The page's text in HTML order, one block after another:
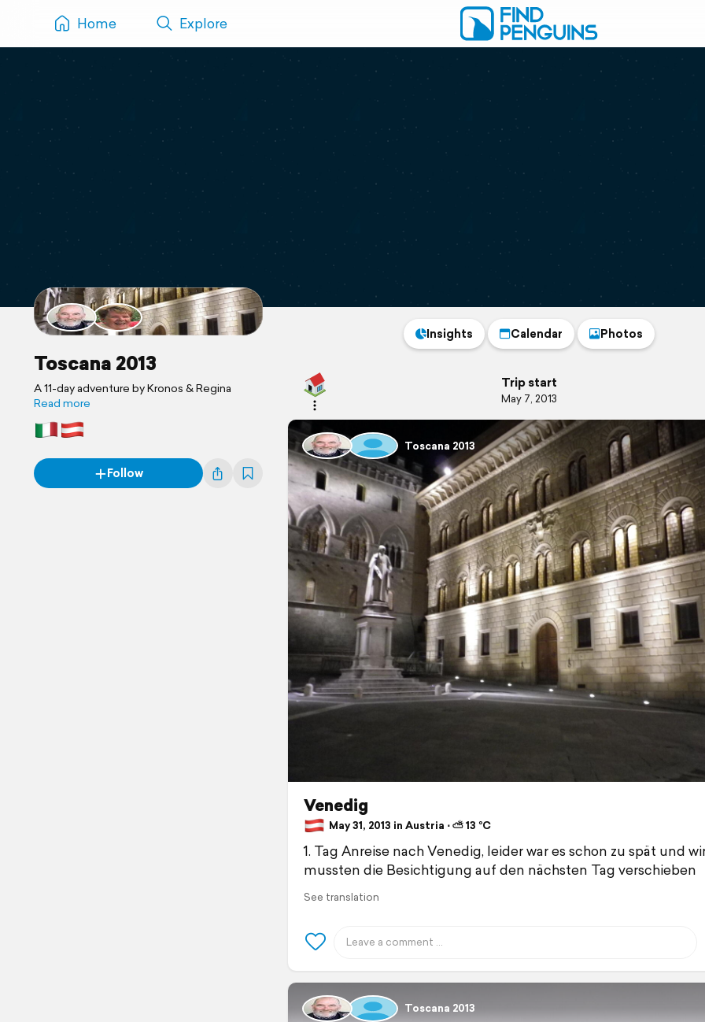
Home Explore
Toscana 2013
A 11-day adventure by Kronos & Regina
Read more
Follow
Insights Calendar Photos
Trip start
May 7, 2013
Toscana 2013
Venedig
May 31, 2013 in Austria ⋅ ⛅ 13 °C
1. Tag Anreise nach Venedig, leider war es schon zu spät und
mussten die Besichtigung auf den nächsten Tag verschieben
See translation
Toscana 2013